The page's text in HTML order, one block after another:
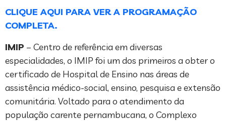
CLIQUE AQUI PARA VER A PROGRAMAÇÃO
COMPLETA.
IMIP – Centro de referência em diversas
especialidades, o IMIP foi um dos primeiros a obter o
certificado de Hospital de Ensino nas áreas de
assistência médico-social, ensino, pesquisa e extensão
comunitária. Voltado para o atendimento da
população carente pernambucana, o Complexo